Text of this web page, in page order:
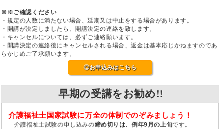
※※ご確認ください
・規定の人数に満たない場合、延期又は中止をする場合があります。
・開講が決定しましたら、開講決定の連絡を致します。
・キャンセルについては、必ずご連絡願います。
・開講決定の連絡後にキャンセルされる場合、返金は基本応じかねますのであ
らかじめご了承願います。
◎お申込みはこちら
早期の受講をお勧め!!
介護福祉士国家試験に万全の体制でのぞみましょう！
介護福祉士試験の申し込みの締め切りは、例年9月の上旬です。